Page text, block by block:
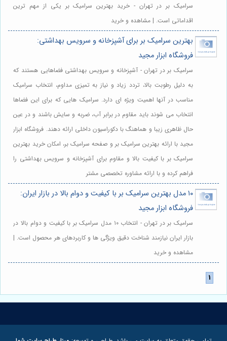
سرامیک بر در تهران - خرید بهترین سرامیک بر یکی از مهم ترین
اقداماتی است. | مشاهده و خرید
بهترین سرامیک بر برای آشپزخانه و سرویس بهداشتی:
فروشگاه ابزار مجید
سرامیک بر در تهران - آشپزخانه و سرویس بهداشتی فضاهایی هستند که
به دلیل رطوبت بالا، تردد زیاد و نیاز به تمیزی مداوم، انتخاب سرامیک
مناسب در آنها اهمیت ویژه ای دارد. سرامیک هایی که برای این فضاها
انتخاب می شوند باید مقاوم در برابر آب، ضربه و سایش باشند و در عین
حال ظاهری زیبا و هماهنگ با دکوراسیون داخلی ارائه دهند. فروشگاه ابزار
مجید با ارائه بهترین سرامیک بر و صفحه سرامیک بر، امکان خرید بهترین
سرامیک بر با کیفیت بالا و مقاوم برای آشپزخانه و سرویس بهداشتی را
فراهم کرده و با ارائه مشاوره تخصصی مشتر
۱۰ مدل بهترین سرامیک بر با کیفیت و دوام بالا در بازار ایران:
فروشگاه ابزار مجید
سرامیک بر در تهران - انتخاب ۱۰ مدل سرامیک بر با کیفیت و دوام بالا در
بازار ایران نیازمند شناخت دقیق ویژگی ها و کاربردهای هر محصول است. |
مشاهده و خرید